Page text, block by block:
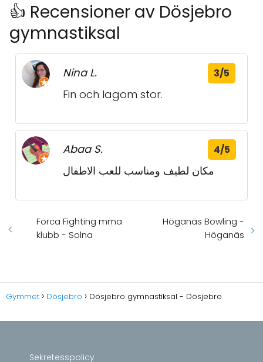
👍 Recensioner av Dösjebro
gymnastiksal
Nina L. 3/5
Fin och lagom stor.
Abaa S. 4/5
مكان لطيف ومناسب للعب الاطفال
Forca Fighting mma
klubb - Solna
Höganäs Bowling -
Höganäs
Gymmet Dösjebro Dösjebro gymnastiksal - Dösjebro
Sekretesspolicy